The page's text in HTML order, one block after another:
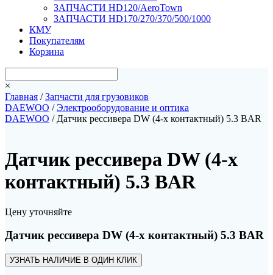
ЗАПЧАСТИ HD120/AeroTown
ЗАПЧАСТИ HD170/270/370/500/1000
КМУ
Покупателям
Корзина
×
Главная /Запчасти для грузовиков
DAEWOO /Электрооборудование и оптика
DAEWOO / Датчик рессивера DW (4-х контактный) 5.3 BAR
Датчик рессивера DW (4-х
контактный) 5.3 BAR
Цену уточняйте
Датчик рессивера DW (4-х контактный) 5.3 BAR
УЗНАТЬ НАЛИЧИЕ В ОДИН КЛИК